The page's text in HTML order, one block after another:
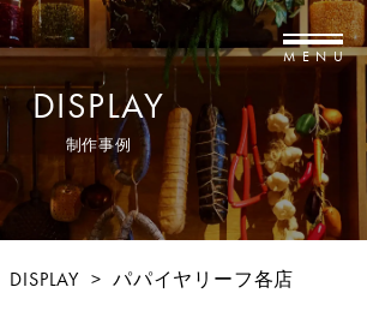
MENU
DISPLAY
制作事例
DISPLAY >パパイヤリーフ各店